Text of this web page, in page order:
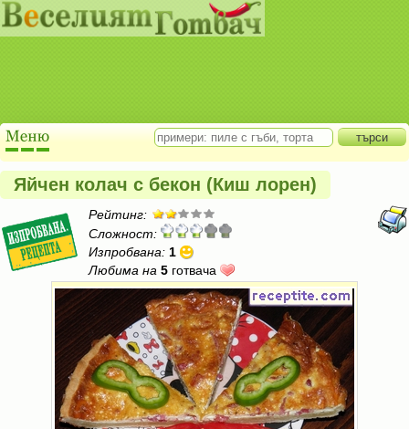
Яйчен колач с бекон (Киш лорен)
Рейтинг:
Сложност:
Изпробвана: 1
Любима на 5 готвача